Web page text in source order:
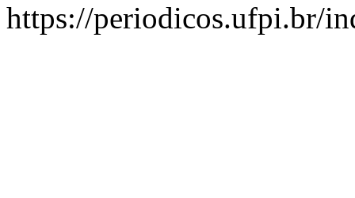
https://periodicos.ufpi.br/